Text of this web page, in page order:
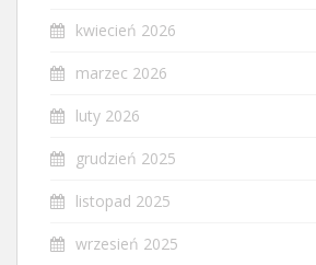
kwiecień 2026
marzec 2026
luty 2026
grudzień 2025
listopad 2025
wrzesień 2025